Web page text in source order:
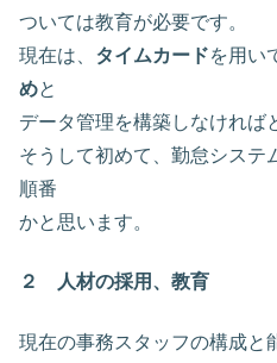
ついては教育が必要です。
現在は、 タイムカードを用い
めと
データ管理を構築しなければ
そうして初めて、勤怠システ
順番
かと思います。
２ 人材の採用、教育
現在の事務スタッフの構成と